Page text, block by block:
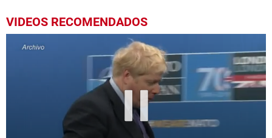
VIDEOS RECOMENDADOS